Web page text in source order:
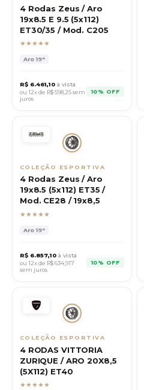
4 Rodas Zeus / Aro
19x8.5 E 9.5 (5x112)
ET30/35 / Mod. C205
★★★★★
Aro19"
R$ 6.461,10 à vista
ou 12x de R$598,25sem
juros
10% OFF
COLEÇÃO ESPORTIVA
4 Rodas Zeus / Aro
19x8.5 (5x112) ET35 /
Mod. CE28 / 19x8,5
★★★★★
Aro19"
R$ 6.857,10 à vista
ou 12x de R$634,917
sem juros
10% OFF
COLEÇÃO ESPORTIVA
4 RODAS VITTORIA
ZURIQUE / ARO 20X8,5
(5X112) ET40
★★★★★